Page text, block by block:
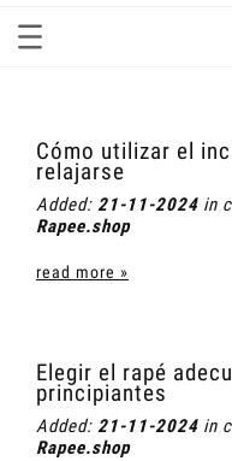
Cómo utilizar el
relajarse
Added: 21-11-2024 in
Rapee.shop
read more »
Elegir el rapé
principiantes
Added: 21-11-2024 in
Rapee.shop